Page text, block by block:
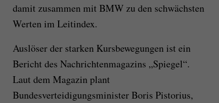
damit zusammen mit BMW zu den schwächsten
Werten im Leitindex.
Auslöser der starken Kursbewegungen ist ein
Bericht des Nachrichtenmagazins „Spiegel“.
Laut dem Magazin plant
Bundesverteidigungsminister Boris Pistorius,